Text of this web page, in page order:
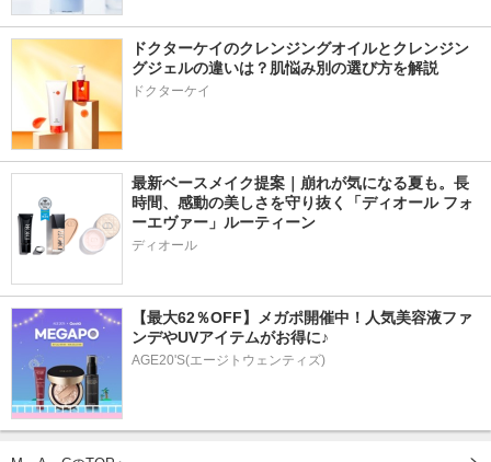
ドクターケイのクレンジングオイルとクレンジン
グジェルの違いは？肌悩み別の選び方を解説
ドクターケイ
最新ベースメイク提案｜崩れが気になる夏も。長
時間、感動の美しさを守り抜く「ディオール フォ
ーエヴァー」ルーティーン
ディオール
【最大62％OFF】メガポ開催中！人気美容液ファ
ンデやUVアイテムがお得に♪
AGE20'S(エージトウェンティズ)